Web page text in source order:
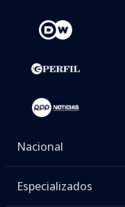
Nacional
Especializados